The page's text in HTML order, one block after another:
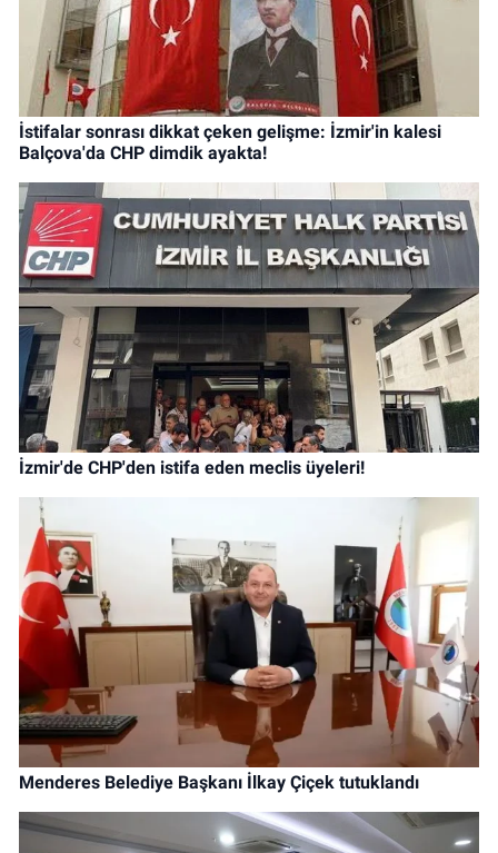
İstifalar sonrası dikkat çeken gelişme: İzmir'in kalesi
Balçova'da CHP dimdik ayakta!
İzmir'de CHP'den istifa eden meclis üyeleri!
Menderes Belediye Başkanı İlkay Çiçek tutuklandı